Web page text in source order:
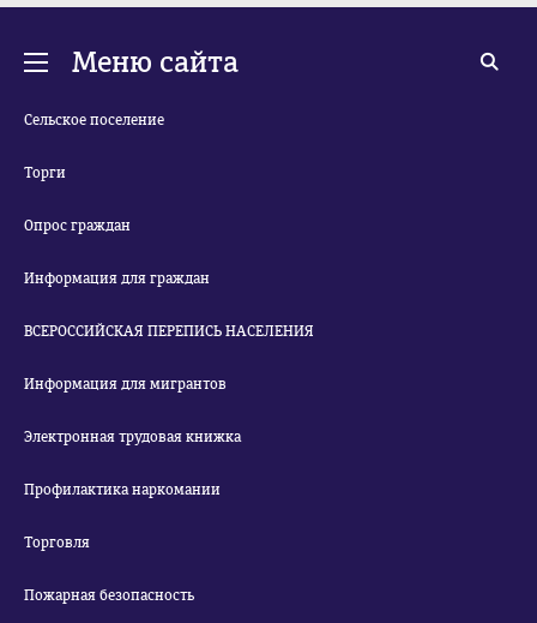
Меню сайта
Сельское поселение
Торги
Опрос граждан
Информация для граждан
ВСЕРОССИЙСКАЯ ПЕРЕПИСЬ НАСЕЛЕНИЯ
Информация для мигрантов
Электронная трудовая книжка
Профилактика наркомании
Торговля
Пожарная безопасность